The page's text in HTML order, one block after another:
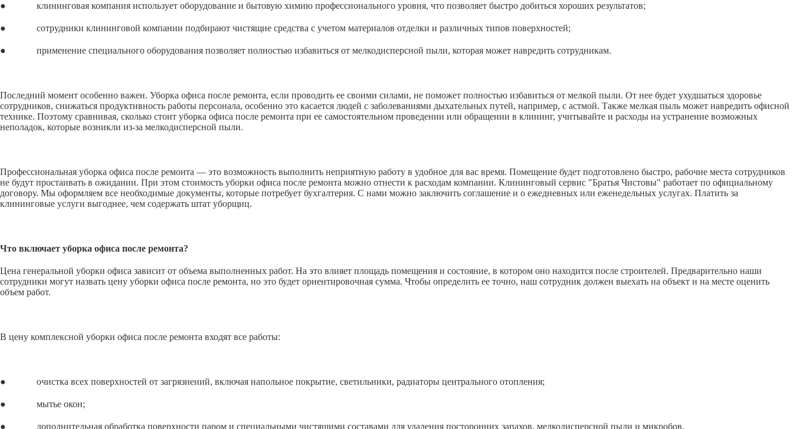
● клининговая компания использует оборудование и бытовую химию профессионального уровня, что позволяет быстро добиться хороших результатов;
● сотрудники клининговой компании подбирают чистящие средства с учетом материалов отделки и различных типов поверхностей;
● применение специального оборудования позволяет полностью избавиться от мелкодисперсной пыли, которая может навредить сотрудникам.
Последний момент особенно важен. Уборка офиса после ремонта, если проводить ее своими силами, не поможет полностью избавиться от мелкой пыли. От нее будет ухудшаться здоровье
сотрудников, снижаться продуктивность работы персонала, особенно это касается людей с заболеваниями дыхательных путей, например, с астмой. Также мелкая пыль может навредить офисной
технике. Поэтому сравнивая, сколько стоит уборка офиса после ремонта при ее самостоятельном проведении или обращении в клининг, учитывайте и расходы на устранение возможных
неполадок, которые возникли из-за мелкодисперсной пыли.
Профессиональная уборка офиса после ремонта — это возможность выполнить неприятную работу в удобное для вас время. Помещение будет подготовлено быстро, рабочие места сотрудников
не будут простаивать в ожидании. При этом стоимость уборки офиса после ремонта можно отнести к расходам компании. Клининговый сервис "Братья Чистовы" работает по официальному
договору. Мы оформляем все необходимые документы, которые потребует бухгалтерия. С нами можно заключить соглашение и о ежедневных или еженедельных услугах. Платить за
клининговые услуги выгоднее, чем содержать штат уборщиц.
Что включает уборка офиса после ремонта?
Цена генеральной уборки офиса зависит от объема выполненных работ. На это влияет площадь помещения и состояние, в котором оно находится после строителей. Предварительно наши
сотрудники могут назвать цену уборки офиса после ремонта, но это будет ориентировочная сумма. Чтобы определить ее точно, наш сотрудник должен выехать на объект и на месте оценить
объем работ.
В цену комплексной уборки офиса после ремонта входят все работы:
● очистка всех поверхностей от загрязнений, включая напольное покрытие, светильники, радиаторы центрального отопления;
● мытье окон;
● дополнительная обработка поверхности паром и специальными чистящими составами для удаления посторонних запахов, мелкодисперсной пыли и микробов.